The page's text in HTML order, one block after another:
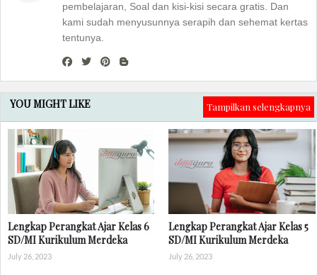
pembelajaran, Soal dan kisi-kisi secara gratis. Dan
kami sudah menyusunnya serapih dan sehemat kertas
tentunya.
YOU MIGHT LIKE Tampilkan selengkapnya
Lengkap Perangkat Ajar Kelas 6
SD/MI Kurikulum Merdeka
July 26, 2023
Lengkap Perangkat Ajar Kelas 5
SD/MI Kurikulum Merdeka
July 26, 2023